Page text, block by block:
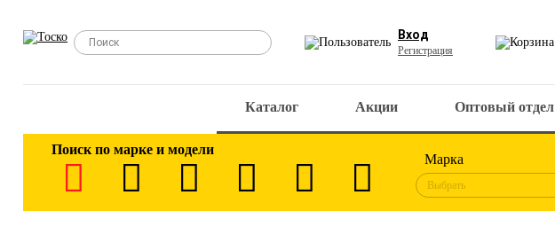
Вход
Регистрация
Каталог Акции Оптовый отдел
Поиск по марке и модели
Марка
Выбрать